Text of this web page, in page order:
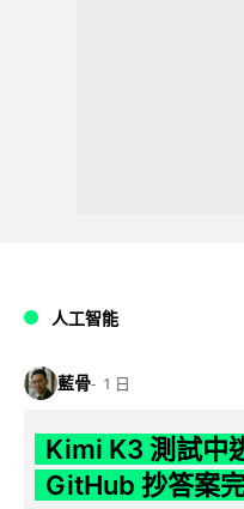
人工智能
藍骨 1 日
Kimi K3 測試中
GitHub 抄答案